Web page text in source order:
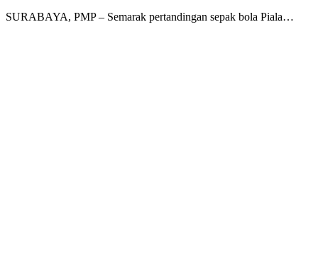
SURABAYA, PMP – Semarak pertandingan sepak bola Piala…